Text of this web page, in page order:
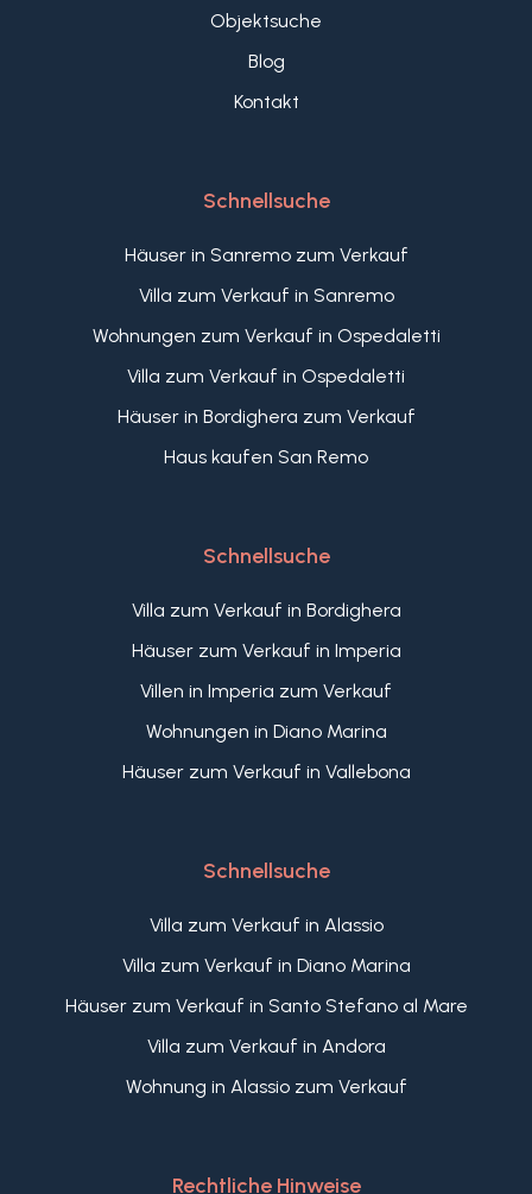
Objektsuche
Blog
Kontakt
Schnellsuche
Häuser in Sanremo zum Verkauf
Villa zum Verkauf in Sanremo
Wohnungen zum Verkauf in Ospedaletti
Villa zum Verkauf in Ospedaletti
Häuser in Bordighera zum Verkauf
Haus kaufen San Remo
Schnellsuche
Villa zum Verkauf in Bordighera
Häuser zum Verkauf in Imperia
Villen in Imperia zum Verkauf
Wohnungen in Diano Marina
Häuser zum Verkauf in Vallebona
Schnellsuche
Villa zum Verkauf in Alassio
Villa zum Verkauf in Diano Marina
Häuser zum Verkauf in Santo Stefano al Mare
Villa zum Verkauf in Andora
Wohnung in Alassio zum Verkauf
Rechtliche Hinweise